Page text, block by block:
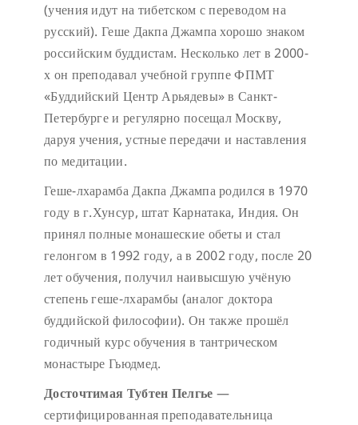
(учения идут на тибетском с переводом на
русский). Геше Дакпа Джампа хорошо знаком
российским буддистам. Несколько лет в 2000-
х он преподавал учебной группе ФПМТ
«Буддийский Центр Арьядевы» в Санкт-
Петербурге и регулярно посещал Москву,
даруя учения, устные передачи и наставления
по медитации.
Геше-лхарамба Дакпа Джампа родился в 1970
году в г.Хунсур, штат Карнатака, Индия. Он
принял полные монашеские обеты и стал
гелонгом в 1992 году, а в 2002 году, после 20
лет обучения, получил наивысшую учёную
степень геше-лхарамбы (аналог доктора
буддийской философии). Он также прошёл
годичный курс обучения в тантрическом
монастыре Гьюдмед.
Досточтимая Тубтен Пелгье —
сертифицированная преподавательница